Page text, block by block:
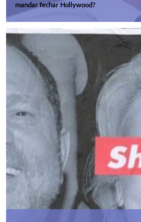
mandar fechar Hollywood?